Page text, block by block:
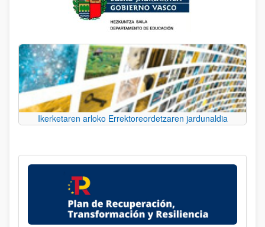
Ikerketaren arloko Errektoreordetzaren jardunaldia